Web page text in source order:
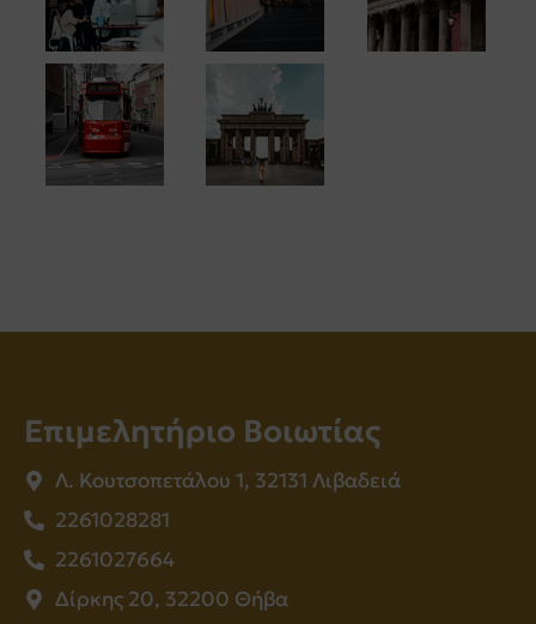
Επιμελητήριο Βοιωτίας
Λ. Κουτσοπετάλου 1, 32131 Λιβαδειά
2261028281
2261027664
Δίρκης 20, 32200 Θήβα